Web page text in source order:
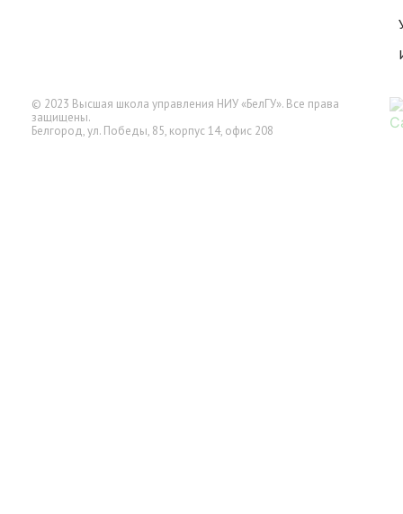
© 2023 Высшая школа управления НИУ «БелГУ». Все права
защищены.
Белгород, ул. Победы, 85, корпус 14, офис 208